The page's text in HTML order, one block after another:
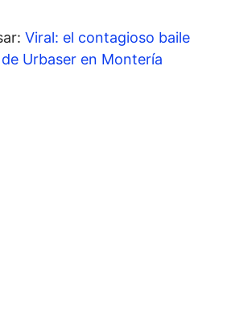
Viral: el contagioso baile
Urbaser en Montería